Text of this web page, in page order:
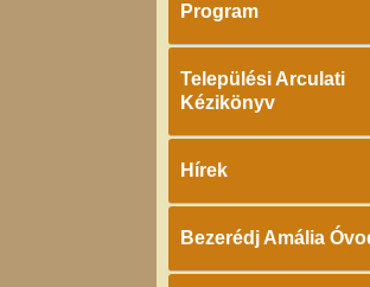
Program
Települési Arculati
Kézikönyv
Hírek
Bezerédj Amália